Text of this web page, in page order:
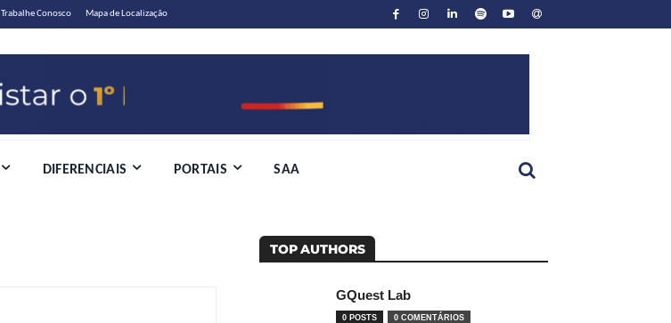
Trabalhe Conosco Mapa de Localização
DIFERENCIAIS PORTAIS SAA
TOP AUTHORS
GQuest Lab
0 POSTS 0 COMENTÁRIOS